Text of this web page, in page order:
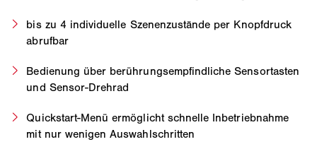
bis zu 4 individuelle Szenenzustände per Knopfdruck
abrufbar
Bedienung über berührungsempfindliche Sensortasten
und Sensor-Drehrad
Quickstart-Menü ermöglicht schnelle Inbetriebnahme
mit nur wenigen Auswahlschritten